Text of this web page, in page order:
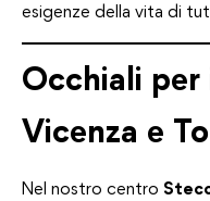
esigenze della vita di
Occhiali
Vicenza e
Nel nostro centro